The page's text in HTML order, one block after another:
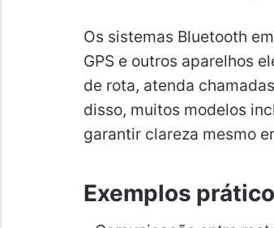
Os sistemas Bluetooth
GPS e outros aparelhos
de rota, atenda
disso, muitos modelos
garantir clareza mesmo
Exemplos